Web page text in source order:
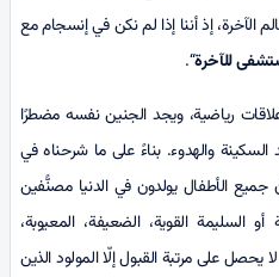
الآخرة، إذ أننا إذا لم نكن في إنسجام مع
للآخرة“.
رياضية، ويجد الجنين نفسه مضطرًا
السكينة والهدوء. بناءً على ما شرحناه في
جميع الأطفال يولدون في الدنيا مصنًّفين
القوية، الضعيفة، المعیوبة،
يحصل على مرتبة القبول إلّا المولود الذين